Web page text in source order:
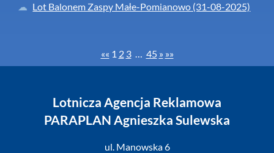
Lot Balonem Zaspy Małe-Pomianowo (31-08-2025)
«« 1 2 3 … 45 » »»
Lotnicza Agencja Reklamowa
PARAPLAN Agnieszka Sulewska
ul. Manowska 6